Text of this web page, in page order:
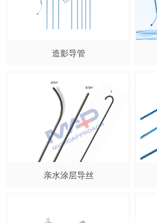
造影导管
亲水涂层导丝